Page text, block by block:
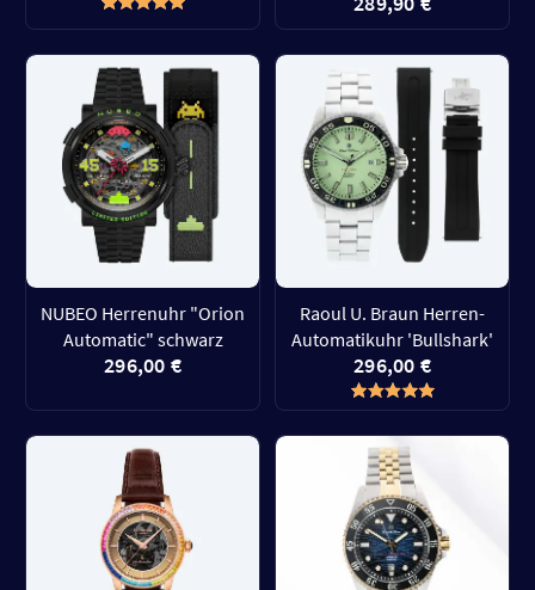
NUBEO Herrenuhr "Orion
Automatic" schwarz
296,00 €
Raoul U. Braun Herren-
Automatikuhr 'Bullshark'
296,00 €